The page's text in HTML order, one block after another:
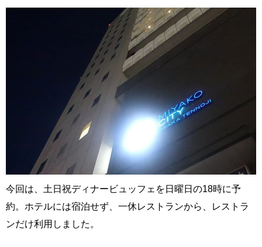
今回は、土日祝ディナービュッフェを日曜日の18時に予
約。ホテルには宿泊せず、一休レストランから、レストラ
ンだけ利用しました。